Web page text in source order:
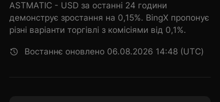
ASTMATIC - USD за останні 24 години
демонструє зростання на 0,15%. BingX пропонує
різні варіанти торгівлі з комісіями від 0,1%.
Востаннє оновлено 06.08.2026 14:48 (UTC)